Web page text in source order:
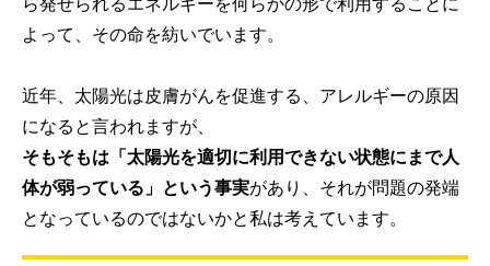
よって、その命を紡いでいます。
近年、太陽光は皮膚がんを促進する、アレルギーの原因
になると言われますが、
そもそもは「太陽光を適切に利用できない状態にまで人
体が弱っている」という事実があり、それが問題の発端
となっているのではないかと私は考えています。